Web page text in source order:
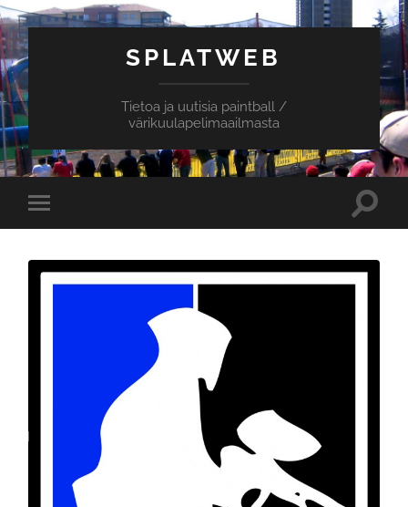
SPLATWEB
Tietoa ja uutisia paintball /
värikuulapelimaailmasta
Toggle
mobile
Toggle